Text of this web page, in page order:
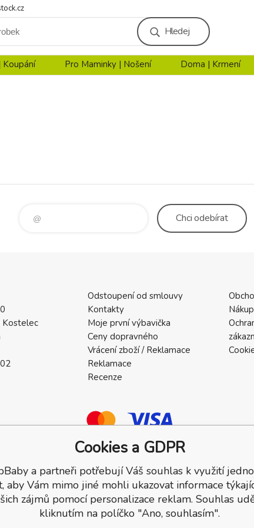
Hledej
Koupání Pro Maminky | Nošení Doma | Krmení
Chciodebírat
Kostelec
Odstoupení od smlouvy
Kontakty
Moje první výbavička
Ceny dopravného
Vrácení zboží / Reklamace
Reklamace
Recenze
Cookies a GDPR
a partneři potřebují Váš souhlas k využití
aby Vám mimo jiné mohli ukazovat informace
zájmů pomocí personalizace reklam. Souhlas
kliknutím na políčko "Ano, souhlasím".